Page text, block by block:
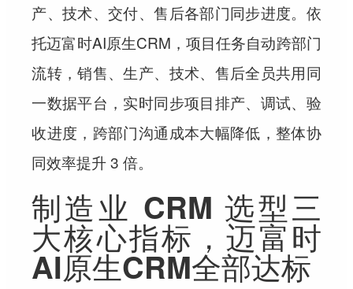
产、技术、交付、售后各部门同步进度。依
托迈富时AI原生CRM，项目任务自动跨部门
流转，销售、生产、技术、售后全员共用同
一数据平台，实时同步项目排产、调试、验
收进度，跨部门沟通成本大幅降低，整体协
同效率提升 3 倍。
制造业 CRM 选型三
大核心指标，迈富时
AI原生CRM全部达标